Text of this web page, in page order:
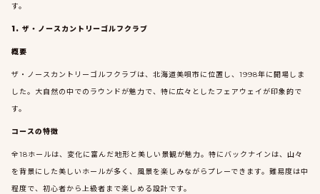
す。
1. ザ・ノースカントリーゴルフクラブ
概要
ザ・ノースカントリーゴルフクラブは、北海道美唄市に位置し、1998年に開場しま
した。大自然の中でのラウンドが魅力で、特に広々としたフェアウェイが印象的で
す。
コースの特徴
全18ホールは、変化に富んだ地形と美しい景観が魅力。特にバックナインは、山々
を背景にした美しいホールが多く、風景を楽しみながらプレーできます。難易度は中
程度で、初心者から上級者まで楽しめる設計です。